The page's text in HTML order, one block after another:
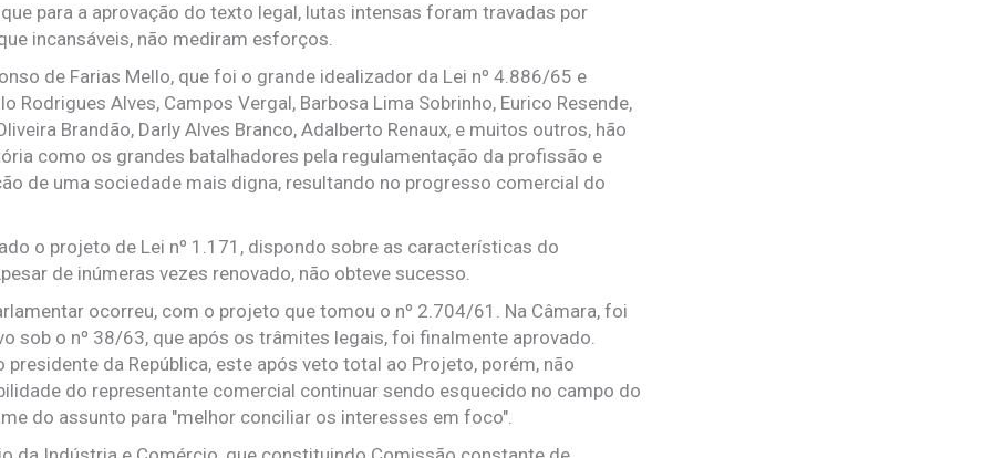
para a aprovação do texto legal, lutas intensas foram travadas por
incansáveis, não mediram esforços.
de Farias Mello, que foi o grande idealizador da Lei nº 4.886/65 e
Rodrigues Alves, Campos Vergal, Barbosa Lima Sobrinho, Eurico Resende,
Brandão, Darly Alves Branco, Adalberto Renaux, e muitos outros, hão
como os grandes batalhadores pela regulamentação da profissão e
de uma sociedade mais digna, resultando no progresso comercial do
o projeto de Lei nº 1.171, dispondo sobre as características do
de inúmeras vezes renovado, não obteve sucesso.
ocorreu, com o projeto que tomou o nº 2.704/61. Na Câmara, foi
sob o nº 38/63, que após os trâmites legais, foi finalmente aprovado.
presidente da República, este após veto total ao Projeto, porém, não
do representante comercial continuar sendo esquecido no campo do
do assunto para "melhor conciliar os interesses em foco".